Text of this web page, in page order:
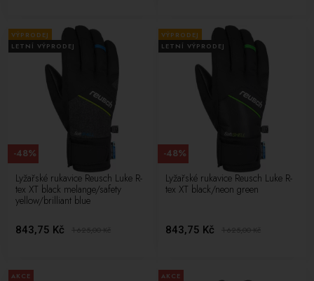
VÝPRODEJ
LETNÍ VÝPRODEJ
Lyžařské rukavice Reusch Luke R-
tex XT black melange/safety
yellow/brilliant blue
843,75 Kč 1 625,00Kč
-48%
VÝPRODEJ
LETNÍ VÝPRODEJ
Lyžařské rukavice Reusch Luke R-
tex XT black/neon green
843,75 Kč 1 625,00Kč
-48%
AKCE
AKCE